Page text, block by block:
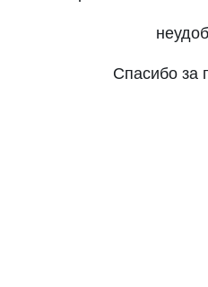
Спасибо за